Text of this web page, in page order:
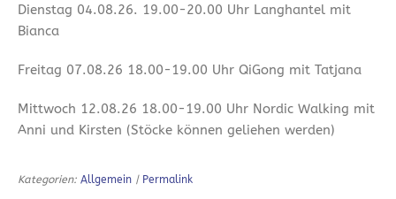
Dienstag 04.08.26. 19.00-20.00 Uhr Langhantel mit
Bianca
Freitag 07.08.26 18.00-19.00 Uhr QiGong mit Tatjana
Mittwoch 12.08.26 18.00-19.00 Uhr Nordic Walking mit
Anni und Kirsten (Stöcke können geliehen werden)
Kategorien: Allgemein | Permalink